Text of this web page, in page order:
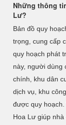
Những thông
Lư?
Bản đồ quy
trọng, cung cấp
quy hoạch phát
này, người dùng
chính, khu dân
dịch vụ, khu
được quy
Hoa Lư giúp